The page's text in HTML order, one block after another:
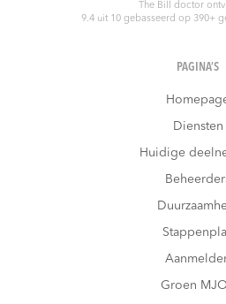
The Bill doctor
9.4uit 10gebasseerd op 390+
PAGINA’S
Diensten
Huidige
Groen